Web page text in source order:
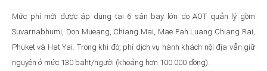
Mức phí mới được áp dụng tại 6 sân bay lớn do AOT quản lý gồm
Suvarnabhumi, Don Mueang, Chiang Mai, Mae Fah Luang Chiang Rai,
Phuket và Hat Yai. Trong khi đó, phí dịch vụ hành khách nội địa vẫn giữ
nguyên ở mức 130 baht/người (khoảng hơn 100.000 đồng).